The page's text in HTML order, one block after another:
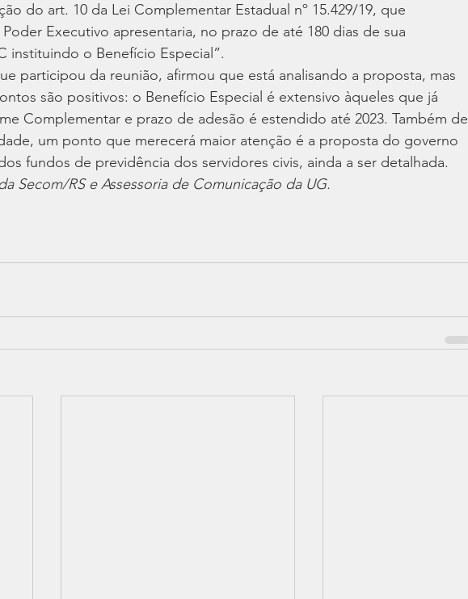
do art. 10 da Lei Complementar Estadual nº 15.429/19, que
Executivo apresentaria, no prazo de até 180 dias de sua
instituindo o Benefício Especial”.
participou da reunião, afirmou que está analisando a proposta, mas
são positivos: o Benefício Especial é extensivo àqueles que já
Complementar e prazo de adesão é estendido até 2023. Também de
um ponto que merecerá maior atenção é a proposta do governo
fundos de previdência dos servidores civis, ainda a ser detalhada.
Secom/RS e Assessoria de Comunicação da UG.